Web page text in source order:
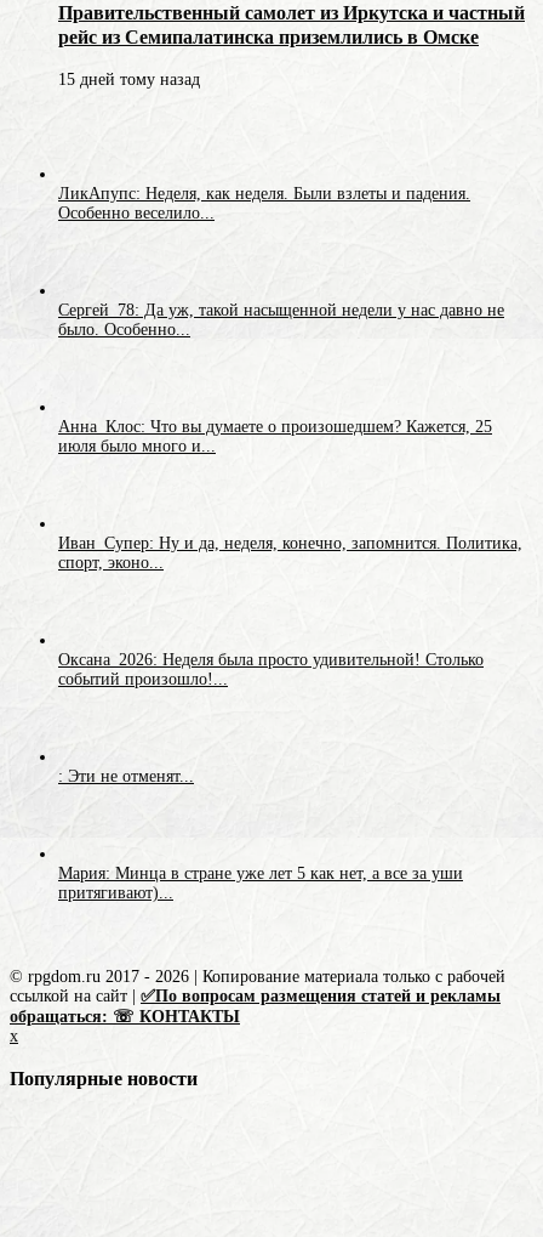
Правительственный самолет из Иркутска и частный
рейс из Семипалатинска приземлились в Омске
15 дней тому назад
ЛикАпупс: Неделя, как неделя. Были взлеты и падения.
Особенно веселило...
Сергей_78: Да уж, такой насыщенной недели у нас давно не
было. Особенно...
Анна_Клос: Что вы думаете о произошедшем? Кажется, 25
июля было много и...
Иван_Супер: Ну и да, неделя, конечно, запомнится. Политика,
спорт, эконо...
Оксана_2026: Неделя была просто удивительной! Столько
событий произошло!...
: Эти не отменят...
Мария: Минца в стране уже лет 5 как нет, а все за уши
притягивают)...
© rpgdom.ru 2017 - 2026 | Копирование материала только с рабочей
ссылкой на сайт | ✅По вопросам размещения статей и рекламы
обращаться: ☏ КОНТАКТЫ
x
Популярные новости